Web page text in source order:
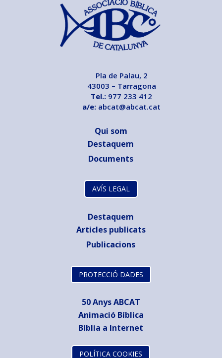
Pla de Palau, 2
43003 – Tarragona
Tel.: 977 233 412
a/e: abcat@abcat.cat
Qui som
Destaquem
Documents
AVÍS LEGAL
Destaquem
Articles publicats
Publicacions
PROTECCIÓ DADES
50 Anys ABCAT
Animació Bíblica
Bíblia a Internet
POLÍTICA COOKIES